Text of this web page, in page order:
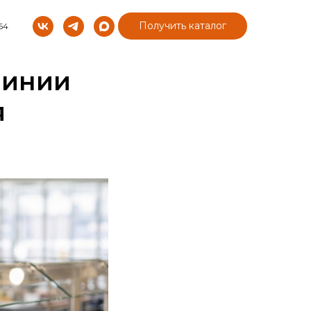
Получить каталог